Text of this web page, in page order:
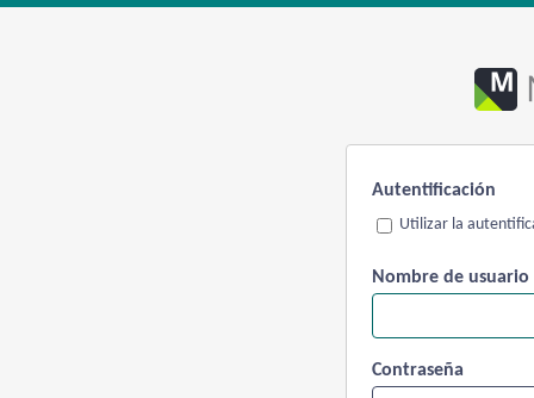
Autentificación
Utilizar la
Nombre de usuario
Contraseña